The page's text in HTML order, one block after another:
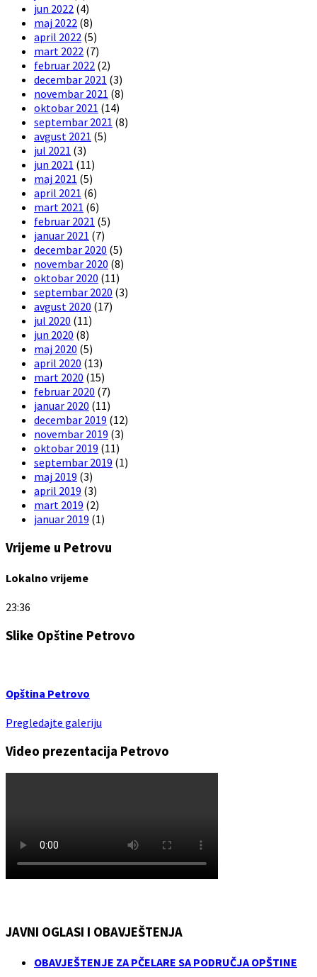
jun 2022 (4)
maj 2022 (8)
april 2022 (5)
mart 2022 (7)
februar 2022 (2)
decembar 2021 (3)
novembar 2021 (8)
oktobar 2021 (14)
septembar 2021 (8)
avgust 2021 (5)
jul 2021 (3)
jun 2021 (11)
maj 2021 (5)
april 2021 (6)
mart 2021 (6)
februar 2021 (5)
januar 2021 (7)
decembar 2020 (5)
novembar 2020 (8)
oktobar 2020 (11)
septembar 2020 (3)
avgust 2020 (17)
jul 2020 (11)
jun 2020 (8)
maj 2020 (5)
april 2020 (13)
mart 2020 (15)
februar 2020 (7)
januar 2020 (11)
decembar 2019 (12)
novembar 2019 (3)
oktobar 2019 (11)
septembar 2019 (1)
maj 2019 (3)
april 2019 (3)
mart 2019 (2)
januar 2019 (1)
Vrijeme u Petrovu
Lokalno vrijeme
23:36
Slike Opštine Petrovo
Opština Petrovo
Pregledajte galeriju
Video prezentacija Petrovo
JAVNI OGLASI I OBAVJEŠTENJA
OBAVJEŠTENJE ZA PČELARE SA PODRUČJA OPŠTINE